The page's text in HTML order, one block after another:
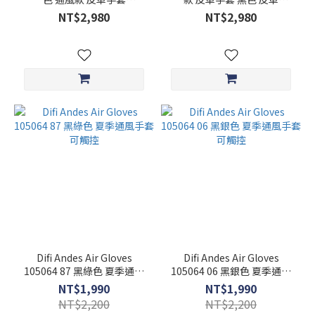
更
多
105052_01
NT$2,980
105052_00
NT$2,980
Difi Andes Air Gloves
105064 87 黑綠色 夏季通風
手套 可觸控
NT$1,990
NT$2,200
Difi Andes Air Gloves
105064 06 黑銀色 夏季通風
手套 可觸控
NT$1,990
NT$2,200